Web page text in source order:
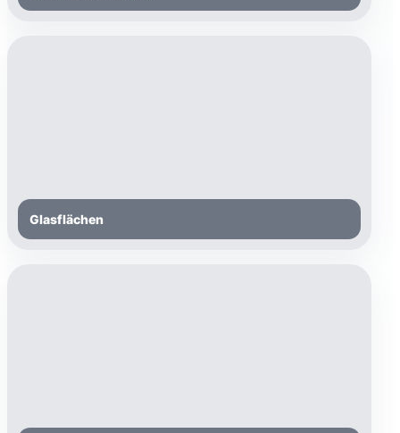
Glasflächen